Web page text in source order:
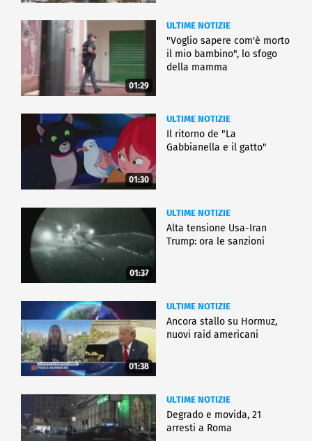
01:29
ULTIME NOTIZIE
"Voglio sapere com'è morto
il mio bambino", lo sfogo
della mamma
01:30
ULTIME NOTIZIE
Il ritorno de "La
Gabbianella e il gatto"
01:37
ULTIME NOTIZIE
Alta tensione Usa-Iran
Trump: ora le sanzioni
01:38
ULTIME NOTIZIE
Ancora stallo su Hormuz,
nuovi raid americani
ULTIME NOTIZIE
Degrado e movida, 21
arresti a Roma